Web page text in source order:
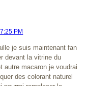
PM
je suis maintenant fan
devant la vitrine du
autre macaron je voudrai
des colorant naturel